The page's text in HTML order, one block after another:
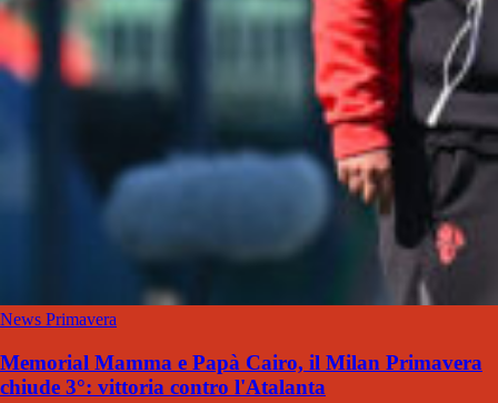
News Primavera
Memorial Mamma e Papà Cairo, il Milan Primavera
chiude 3°: vittoria contro l'Atalanta